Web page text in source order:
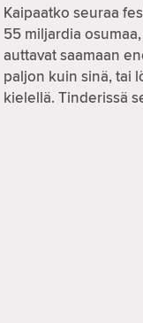
Kaipaatko seuraa
55 miljardia
auttavat saamaan
paljon kuin sinä, tai
kielellä. Tinderissä